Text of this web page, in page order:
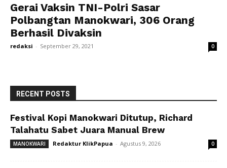
Gerai Vaksin TNI-Polri Sasar
Polbangtan Manokwari, 306 Orang
Berhasil Divaksin
redaksi - September 29, 2021 0
RECENT POSTS
Festival Kopi Manokwari Ditutup, Richard
Talahatu Sabet Juara Manual Brew
MANOKWARI Redaktur KlikPapua - Agustus 9, 2026 0